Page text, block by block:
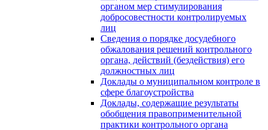
органом мер стимулирования
добросовестности контролируемых
лиц
Сведения о порядке досудебного
обжалования решений контрольного
органа, действий (бездействия) его
должностных лиц
Доклады о муниципальном контроле в
сфере благоустройства
Доклады, содержащие результаты
обобщения правоприменительной
практики контрольного органа